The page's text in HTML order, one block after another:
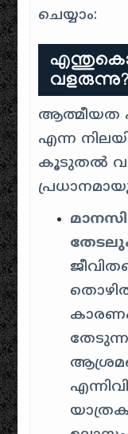
ചെയ്യാം:
വളരുന്നു?
ആത്മീയത
എന്ന
കൂടുതൽ